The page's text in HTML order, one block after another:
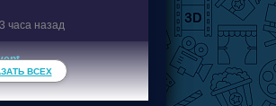
часа назад
часа назад
ВСЕХ